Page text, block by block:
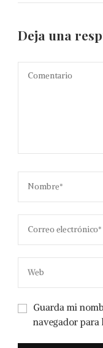
Deja una
Guarda mi
navegador para